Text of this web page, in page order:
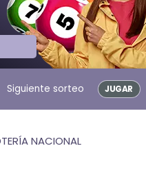
Siguiente sorteo JUGAR
NACIONAL